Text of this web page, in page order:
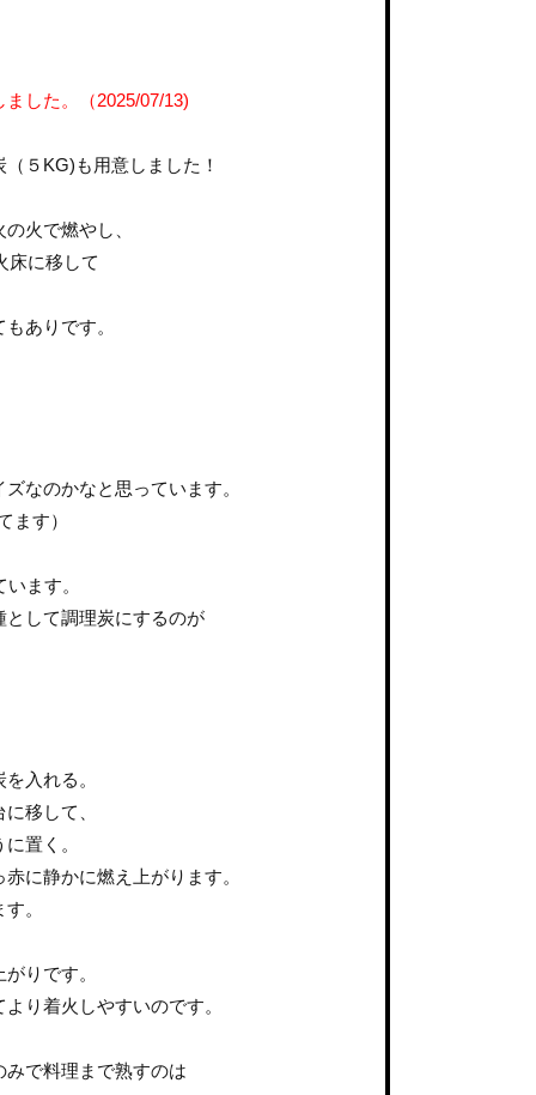
した。（2025/07/13)
５KG)も用意しました！
火で燃やし、
床に移して
ありです。
なのかなと思っています。
ます）
ます。
して調理炭にするのが
入れる。
移して、
置く。
に静かに燃え上がります。
。
りです。
り着火しやすいのです。
で料理まで熟すのは